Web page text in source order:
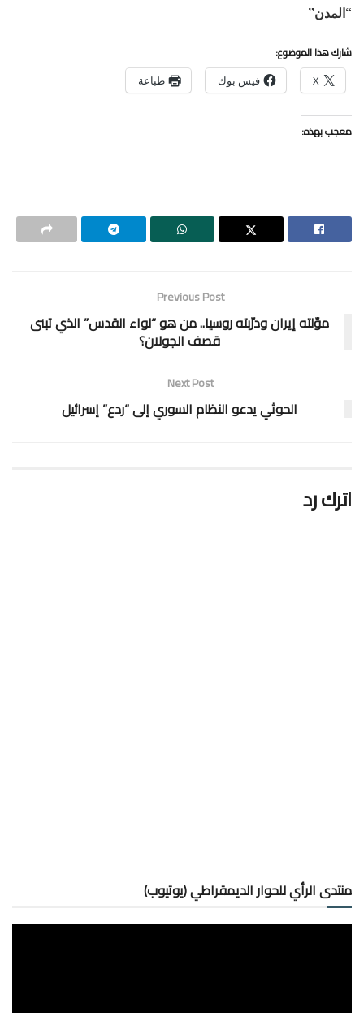
“المدن”
شارك هذا الموضوع:
X فيس بوك طباعة
معجب بهذه:
Previous Post
موّلته إيران ودرّبته روسيا.. من هو “لواء القدس” الذي تبنى
قصف الجولان؟
Next Post
الحوثي يدعو النظام السوري إلى “ردع” إسرائيل
اترك رد
منتدى الرأي للحوار الديمقراطي (يوتيوب)